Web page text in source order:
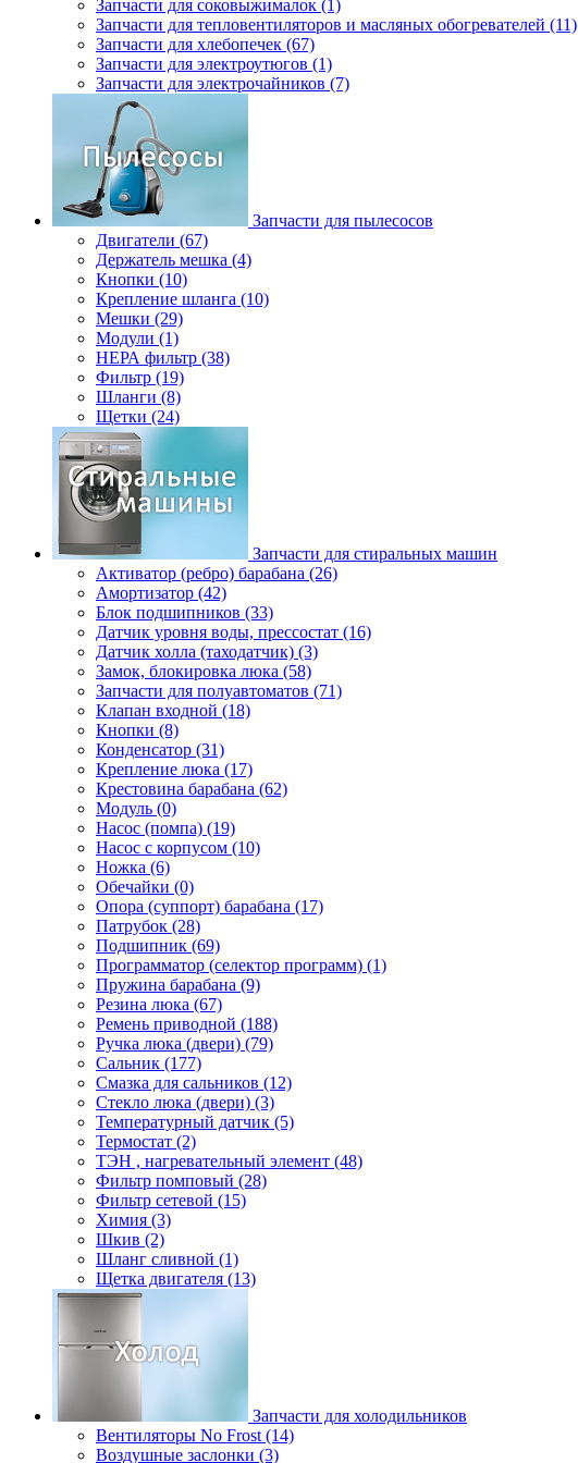
Запчасти для соковыжималок (1)
Запчасти для тепловентиляторов и масляных обогревателей (11)
Запчасти для хлебопечек (67)
Запчасти для электроутюгов (1)
Запчасти для электрочайников (7)
Запчасти для пылесосов
Двигатели (67)
Держатель мешка (4)
Кнопки (10)
Крепление шланга (10)
Мешки (29)
Модули (1)
НЕРА фильтр (38)
Фильтр (19)
Шланги (8)
Щетки (24)
Запчасти для стиральных машин
Активатор (ребро) барабана (26)
Амортизатор (42)
Блок подшипников (33)
Датчик уровня воды, прессостат (16)
Датчик холла (таходатчик) (3)
Замок, блокировка люка (58)
Запчасти для полуавтоматов (71)
Клапан входной (18)
Кнопки (8)
Конденсатор (31)
Крепление люка (17)
Крестовина барабана (62)
Модуль (0)
Насос (помпа) (19)
Насос c корпусом (10)
Ножка (6)
Обечайки (0)
Опора (суппорт) барабана (17)
Патрубок (28)
Подшипник (69)
Программатор (селектор программ) (1)
Пружина барабана (9)
Резина люка (67)
Ремень приводной (188)
Ручка люка (двери) (79)
Сальник (177)
Смазка для сальников (12)
Стекло люка (двери) (3)
Температурный датчик (5)
Термостат (2)
ТЭН , нагревательный элемент (48)
Фильтр помповый (28)
Фильтр сетевой (15)
Химия (3)
Шкив (2)
Шланг сливной (1)
Щетка двигателя (13)
Запчасти для холодильников
Вентиляторы No Frost (14)
Воздушные заслонки (3)